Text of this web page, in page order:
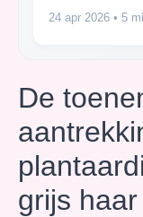
24 apr 2026 • 5
De
grijs haar